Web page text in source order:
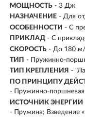
МОЩНОСТЬ - 3 Дж
НАЗНАЧЕНИЕ - Для
ОСОБЕННОСТИ - С
ПРИКЛАД - С
СКОРОСТЬ - До 180 м/
ТИП - Пружинно-
ТИП КРЕПЛЕНИЯ -
ПО ПРИНЦИПУ
-
Пружинно-
ИСТОЧНИК ЭНЕРГИИ
- Пружина; Взведение